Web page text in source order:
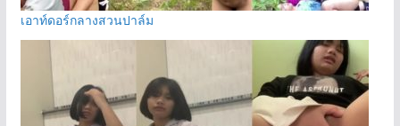
เอาท์ดอร์กลางสวนปาล์ม